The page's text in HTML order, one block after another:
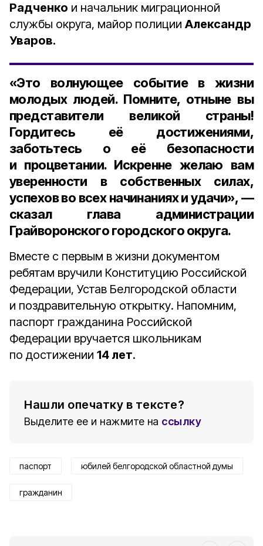
Радченко и начальник миграционной
службы округа, майор полиции Александр
Уваров.
«Это волнующее событие в жизни
молодых людей. Помните, отныне вы
представители великой страны!
Гордитесь её достижениями,
заботьтесь о её безопасности
и процветании. Искренне желаю вам
уверенности в собственных силах,
успехов во всех начинаниях и удачи», —
сказал глава администрации
Грайворонского городского округа.
Вместе с первым в жизни документом
ребятам вручили Конституцию Российской
Федерации, Устав Белгородской области
и поздравительную открытку. Напомним,
паспорт гражданина Российской
Федерации вручается школьникам
по достижении 14 лет.
Нашли опечатку в тексте?
Выделите ее и нажмите на ссылку
паспорт юбилей белгородской областной думы
гражданин